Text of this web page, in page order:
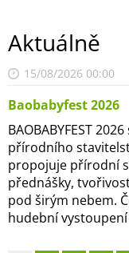
Aktuálně
15/08/2026 00:00
Baobabyfest 2026
BAOBABYFEST
přírodního
propojuje přírodní
přednášky,
pod širým nebem.
hudební vystoupení